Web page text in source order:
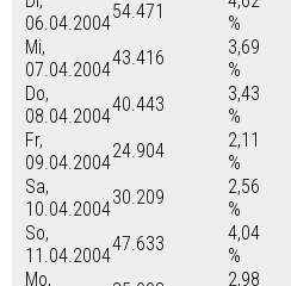
06.04.2004
54.471
%
Mi,
07.04.2004
43.416
3,69
%
Do,
08.04.2004
40.443
3,43
%
Fr,
09.04.2004
24.904
2,11
%
Sa,
10.04.2004
30.209
2,56
%
So,
11.04.2004
47.633
4,04
%
Mo,
2,98